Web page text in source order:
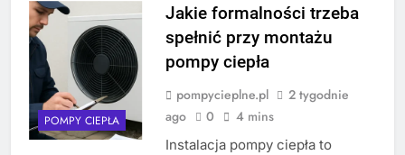
POMPY CIEPŁA
Jakie formalności trzeba
spełnić przy montażu
pompy ciepła
pompycieplne.pl
2 tygodnie
ago
0 4 mins
Instalacja pompy ciepła to